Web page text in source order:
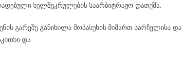
ხელშეკრულების საარბიტრაჟო დათქმა.
გარეშე განიხილა მოპასუხის მიმართ სარჩელისა და
და